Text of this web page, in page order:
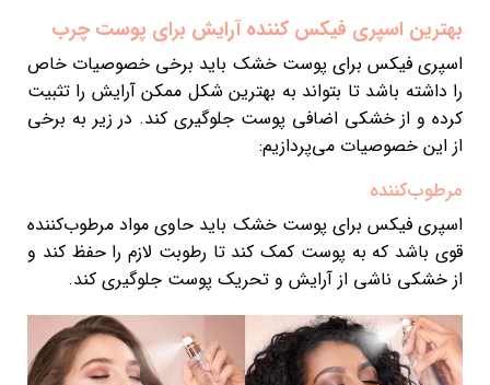
بهترین اسپری فیکس کننده آرایش برای پوست چرب
اسپری فیکس برای پوست خشک باید برخی خصوصیات خاص
را داشته باشد تا بتواند به بهترین شکل ممکن آرایش را تثبیت
کرده و از خشکی اضافی پوست جلوگیری کند. در زیر به برخی
از این خصوصیات می‌پردازیم:
مرطوب‌کننده
اسپری فیکس برای پوست خشک باید حاوی مواد مرطوب‌کننده
قوی باشد که به پوست کمک کند تا رطوبت لازم را حفظ کند و
از خشکی ناشی از آرایش و تحریک پوست جلوگیری کند.